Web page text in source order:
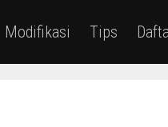
Modifikasi Tips